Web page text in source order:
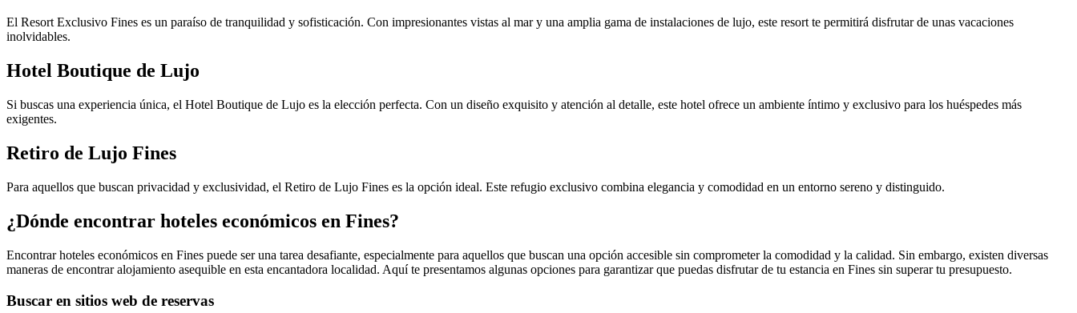
El Resort Exclusivo Fines es un paraíso de tranquilidad y sofisticación. Con impresionantes vistas al mar y una amplia gama de instalaciones de lujo, este resort te permitirá disfrutar de unas vacaciones
inolvidables.
Hotel Boutique de Lujo
Si buscas una experiencia única, el Hotel Boutique de Lujo es la elección perfecta. Con un diseño exquisito y atención al detalle, este hotel ofrece un ambiente íntimo y exclusivo para los huéspedes más
exigentes.
Retiro de Lujo Fines
Para aquellos que buscan privacidad y exclusividad, el Retiro de Lujo Fines es la opción ideal. Este refugio exclusivo combina elegancia y comodidad en un entorno sereno y distinguido.
¿Dónde encontrar hoteles económicos en Fines?
Encontrar hoteles económicos en Fines puede ser una tarea desafiante, especialmente para aquellos que buscan una opción accesible sin comprometer la comodidad y la calidad. Sin embargo, existen diversas
maneras de encontrar alojamiento asequible en esta encantadora localidad. Aquí te presentamos algunas opciones para garantizar que puedas disfrutar de tu estancia en Fines sin superar tu presupuesto.
Buscar en sitios web de reservas